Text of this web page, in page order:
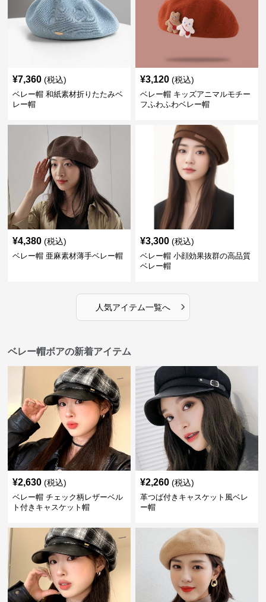
¥7,360 (税込)
ベレー帽 和紙素材折りたたみベ
レー帽
¥3,120 (税込)
ベレー帽 キッズアニマルモチー
フふわふわベレー帽
¥4,380 (税込)
ベレー帽 亜麻素材薄手ベレー帽
¥3,300 (税込)
ベレー帽 小顔効果抜群の高品質
ベレー帽
人気アイテム一覧へ ›
ベレー帽ボアの新着アイテム
¥2,630 (税込)
ベレー帽 チェック柄レザーベル
ト付きキャスケット帽
¥2,260 (税込)
革つば付きキャスケット風ベレ
ー帽